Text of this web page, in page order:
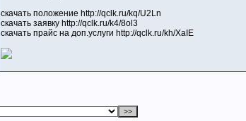
скачать положение http://qclk.ru/kq/U2Ln
скачать заявку http://qclk.ru/k4/8ol3
скачать прайс на доп.услуги http://qclk.ru/kh/XaIE